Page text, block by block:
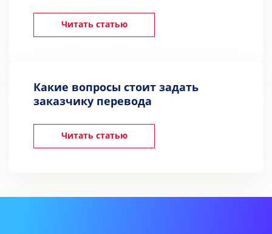
Читать статью
Какие вопросы стоит задать
заказчику перевода
Читать статью